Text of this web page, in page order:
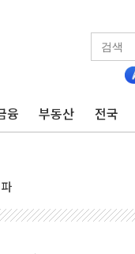
융 부동산 전국
기 영업이익 2조 돌파
, 형평성·여론 고려해야
구서 시내버스 등 3중 추